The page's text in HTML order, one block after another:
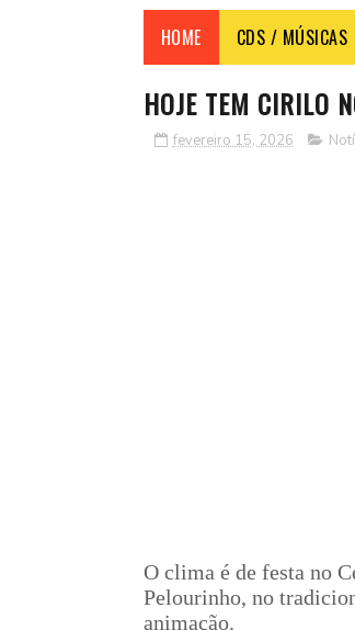
HOME CDS / MÚSICAS
HOJE TEM CIRILO
fevereiro 15, 2026
O clima é de festa no
Pelourinho, no
animação.